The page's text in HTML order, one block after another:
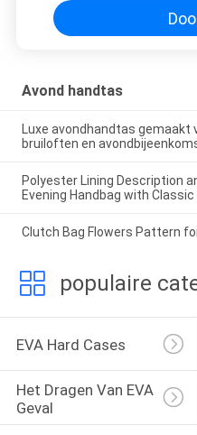
Avond handtas
Luxe avondhandtas gemaakt
bruiloften en
Polyester Lining Description
Evening Handbag with
Clutch Bag Flowers Pattern
populaire
EVA Hard Cases
Het Dragen Van EVA
Geval